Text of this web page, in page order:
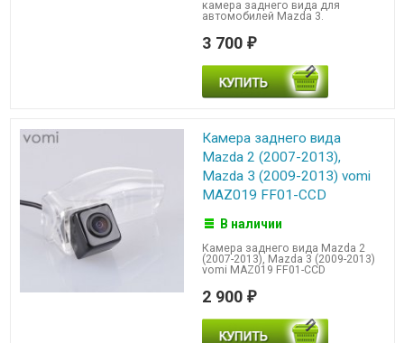
камера заднего вида для
автомобилей Mazda 3.
3 700 ₽
Камера заднего вида
Mazda 2 (2007-2013),
Mazda 3 (2009-2013) vomi
MAZ019 FF01-CCD
В наличии
Камера заднего вида Mazda 2
(2007-2013), Mazda 3 (2009-2013)
vomi MAZ019 FF01-CCD
2 900 ₽